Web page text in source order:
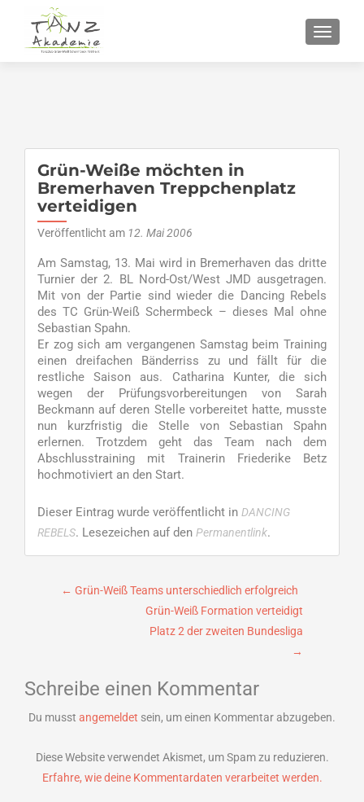
Grün-Weiße möchten in
Bremerhaven Treppchenplatz
verteidigen
Veröffentlicht am 12. Mai 2006
Am Samstag, 13. Mai wird in Bremerhaven das dritte
Turnier der 2. BL Nord-Ost/West JMD ausgetragen.
Mit von der Partie sind wieder die Dancing Rebels
des TC Grün-Weiß Schermbeck – dieses Mal ohne
Sebastian Spahn.
Er zog sich am vergangenen Samstag beim Training
einen dreifachen Bänderriss zu und fällt für die
restliche Saison aus. Catharina Kunter, die sich
wegen der Prüfungsvorbereitungen von Sarah
Beckmann auf deren Stelle vorbereitet hatte, musste
nun kurzfristig die Stelle von Sebastian Spahn
erlernen. Trotzdem geht das Team nach dem
Abschlusstraining mit Trainerin Friederike Betz
hochmotiviert an den Start.
Dieser Eintrag wurde veröffentlicht in DANCING
REBELS. Lesezeichen auf den Permanentlink.
Beitragsnavigation
← Grün-Weiß Teams unterschiedlich erfolgreich
Grün-Weiß Formation verteidigt
Platz 2 der zweiten Bundesliga
→
Schreibe einen Kommentar
Du musst angemeldet sein, um einen Kommentar abzugeben.
Diese Website verwendet Akismet, um Spam zu reduzieren.
Erfahre, wie deine Kommentardaten verarbeitet werden.